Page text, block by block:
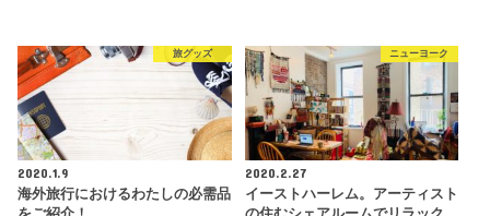
旅グッズ
2020.1.9
海外旅行におけるわたしの必需品
ニューヨーク
2020.2.27
イーストハーレム。アーティスト